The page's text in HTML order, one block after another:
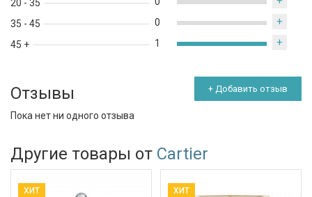
20 - 35
35 - 45
45 +
0 +
1 +
Отзывы + Добавить отзыв
Пока нет ни одного отзыва
Другие товары от Cartier
ХИТ ХИТ